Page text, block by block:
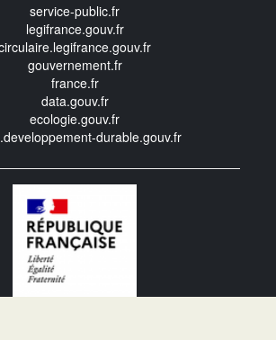
service-public.fr
legifrance.gouv.fr
gouvernement.fr
france.fr
data.gouv.fr
ecologie.gouv.fr
durable.gouv.fr